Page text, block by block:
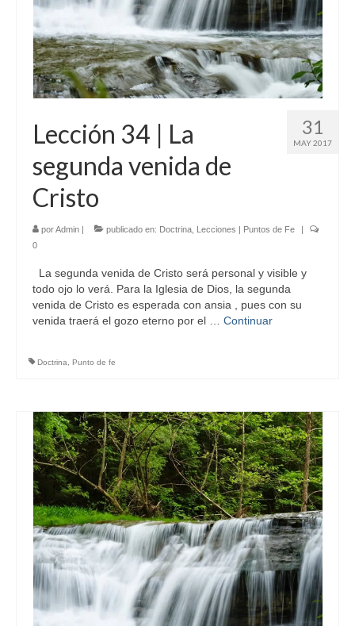
31
MAY 2017
Lección 34 | La
segunda venida de
Cristo
porAdmin | publicado en: Doctrina Lecciones | Puntos de Fe
|
0
La segunda venida de Cristo será personal y visible y
todo ojo lo verá. Para la Iglesia de Dios, la segunda
venida de Cristo es esperada con ansia , pues con su
venida traerá el gozo eterno por el … Continuar
Doctrina Punto de fe